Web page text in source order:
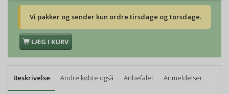
Vi pakker og sender kun ordre tirsdage og torsdage.
LÆG I KURV
Beskrivelse Andre købte også Anbefalet Anmeldelser